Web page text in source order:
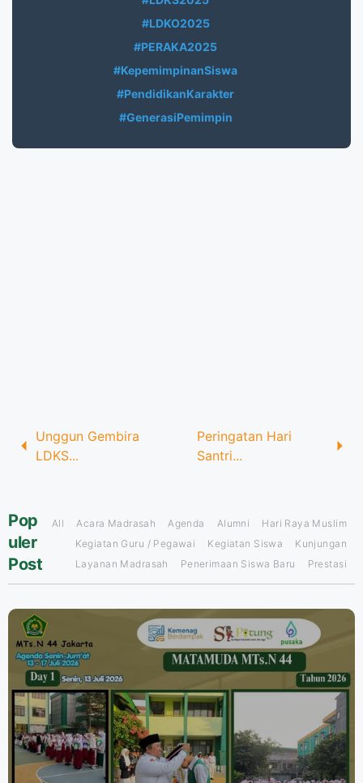
#LDKO2025
#PERAKA2025
#KepemimpinanSiswa
#PendidikanKarakter
#GenerasiPemimpin
Unggun Gembira
LDKS...
Peringatan Hari
Santri...
Pop
uler
Post
All Acara Madrasah Agenda Alumni
Hari Raya Muslim
Kegiatan Guru / Pegawai
Kegiatan Siswa
Kunjungan
Layanan Madrasah
Penerimaan Siswa Baru Prestasi